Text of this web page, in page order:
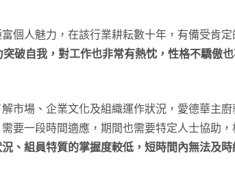
個人魅力，在該行業耕耘數十年，有備受肯定
突破自我，對工作也非常有熱忱，性格不驕傲
市場、企業文化及組織運作狀況，愛德華主廚
要一段時間適應，期間也需要特定人士協助
、組員特質的掌握度較低，短時間內無法及